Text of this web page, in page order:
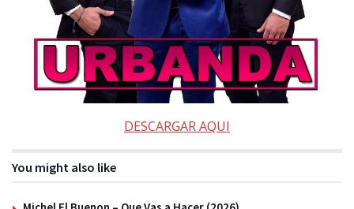
DESCARGAR AQUI
You might also like